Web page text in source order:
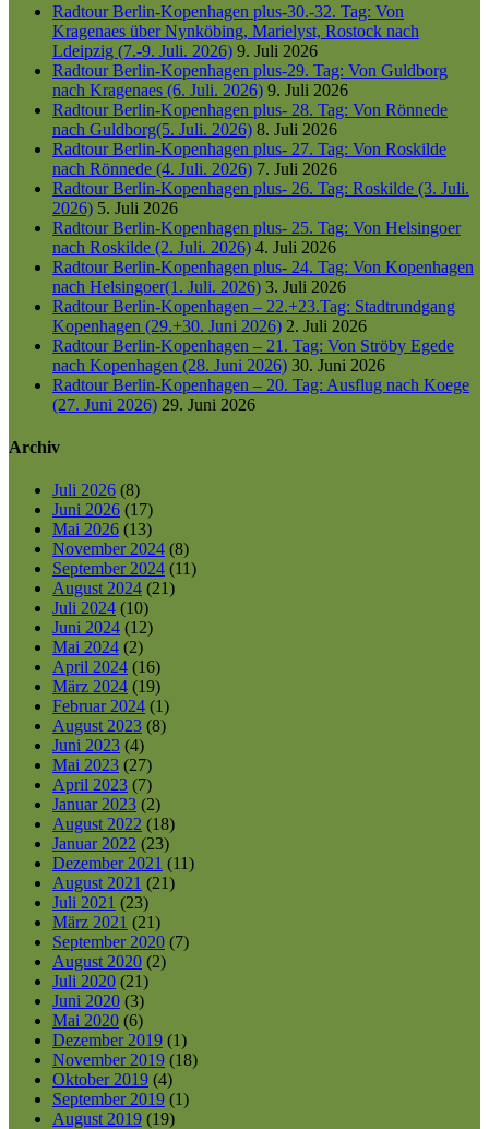
Radtour Berlin-Kopenhagen plus-30.-32. Tag: Von
Kragenaes über Nynköbing, Marielyst, Rostock nach
Ldeipzig (7.-9. Juli. 2026) 9. Juli 2026
Radtour Berlin-Kopenhagen plus-29. Tag: Von Guldborg
nach Kragenaes (6. Juli. 2026) 9. Juli 2026
Radtour Berlin-Kopenhagen plus- 28. Tag: Von Rönnede
nach Guldborg(5. Juli. 2026) 8. Juli 2026
Radtour Berlin-Kopenhagen plus- 27. Tag: Von Roskilde
nach Rönnede (4. Juli. 2026) 7. Juli 2026
Radtour Berlin-Kopenhagen plus- 26. Tag: Roskilde (3. Juli.
2026) 5. Juli 2026
Radtour Berlin-Kopenhagen plus- 25. Tag: Von Helsingoer
nach Roskilde (2. Juli. 2026) 4. Juli 2026
Radtour Berlin-Kopenhagen plus- 24. Tag: Von Kopenhagen
nach Helsingoer(1. Juli. 2026) 3. Juli 2026
Radtour Berlin-Kopenhagen – 22.+23.Tag: Stadtrundgang
Kopenhagen (29.+30. Juni 2026) 2. Juli 2026
Radtour Berlin-Kopenhagen – 21. Tag: Von Ströby Egede
nach Kopenhagen (28. Juni 2026) 30. Juni 2026
Radtour Berlin-Kopenhagen – 20. Tag: Ausflug nach Koege
(27. Juni 2026) 29. Juni 2026
Archiv
Juli 2026 (8)
Juni 2026 (17)
Mai 2026 (13)
November 2024 (8)
September 2024 (11)
August 2024 (21)
Juli 2024 (10)
Juni 2024 (12)
Mai 2024 (2)
April 2024 (16)
März 2024 (19)
Februar 2024 (1)
August 2023 (8)
Juni 2023 (4)
Mai 2023 (27)
April 2023 (7)
Januar 2023 (2)
August 2022 (18)
Januar 2022 (23)
Dezember 2021 (11)
August 2021 (21)
Juli 2021 (23)
März 2021 (21)
September 2020 (7)
August 2020 (2)
Juli 2020 (21)
Juni 2020 (3)
Mai 2020 (6)
Dezember 2019 (1)
November 2019 (18)
Oktober 2019 (4)
September 2019 (1)
August 2019 (19)